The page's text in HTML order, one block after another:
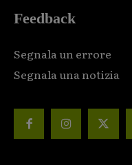
Feedback
Segnala un errore
Segnala una notizia